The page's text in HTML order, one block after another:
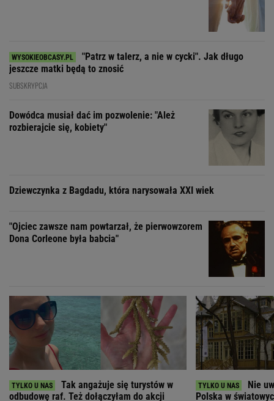
"Patrz w talerz, a nie w cycki". Jak długo
jeszcze matki będą to znosić
SUBSKRYPCJA
Dowódca musiał dać im pozwolenie: "Ależ
rozbierajcie się, kobiety"
Dziewczynka z Bagdadu, która narysowała XXI wiek
"Ojciec zawsze nam powtarzał, że pierwowzorem
Dona Corleone była babcia"
Tak angażuje się turystów w
odbudowę raf. Też dołączyłam do akcji
Nie
Polska w